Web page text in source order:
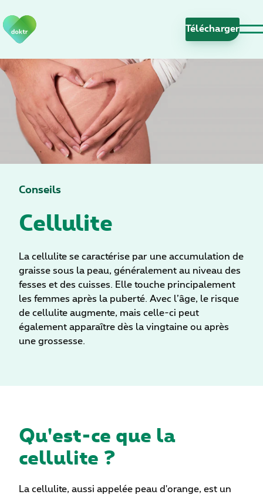
a
t
e
Conseils
Cellulite
La cellulite se caractérise par une accumulation de
graisse sous la peau, généralement au niveau des
fesses et des cuisses. Elle touche principalement
les femmes après la puberté. Avec l’âge, le risque
de cellulite augmente, mais celle-ci peut
également apparaître dès la vingtaine ou après
une grossesse.
Qu'est-ce que la
cellulite ?
La cellulite, aussi appelée peau d'orange, est un